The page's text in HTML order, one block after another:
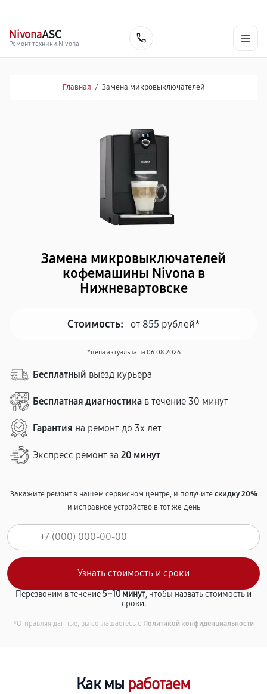
NivonaASC
Ремонт техники Nivona
Главная / Замена микровыключателей
Замена микровыключателей
кофемашины Nivona в
Нижневартовске
Стоимость: от 855 рублей*
*цена актуальна на 06.08.2026
Бесплатный выезд курьера
Бесплатная диагностика в течение 30 минут
Гарантия на ремонт до 3х лет
Экспресс ремонт за 20 минут
Закажите ремонт в нашем сервисном центре, и получитескидку 20%
и исправное устройство в тот же день
Перезвоним в течение5–10 минут, чтобы назвать стоимость и
сроки.
*Отправляя данные, вы соглашаетесь с Политикой конфиденциальности
Как мы работаем